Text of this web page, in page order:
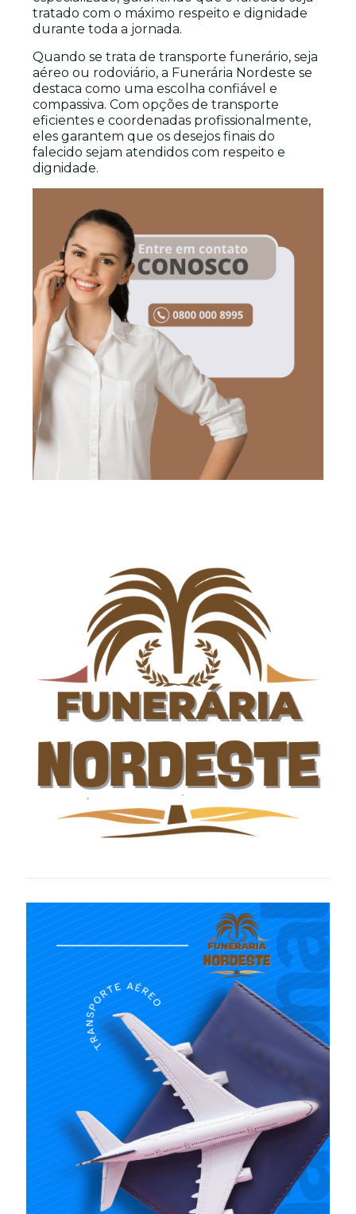
tratado com o máximo respeito e dignidade
durante toda a jornada.
Quando se trata de transporte funerário, seja
aéreo ou rodoviário, a Funerária Nordeste se
destaca como uma escolha confiável e
compassiva. Com opções de transporte
eficientes e coordenadas profissionalmente,
eles garantem que os desejos finais do
falecido sejam atendidos com respeito e
dignidade.